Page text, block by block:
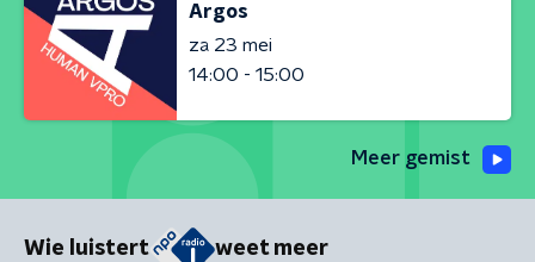
Argos
za 23 mei
14:00 - 15:00
Meer gemist
Wie luistert weet meer